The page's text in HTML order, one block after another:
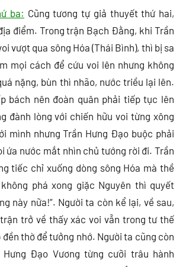
ba: Cũng tương tự giả thuyết thứ hai,
điểm. Trong trận Bạch Đằng, khi Trần
vượt qua sông Hóa (Thái Bình), thì bị sa
mọi cách để cứu voi lên nhưng không
nặng, bùn thì nhão, nước triều lại lên.
bách nên đoàn quân phải tiếp tục lên
đành lòng với chiến hữu voi từng xông
mình nhưng Trần Hưng Đạo buộc phải
ứa nước mắt nhìn chủ tướng rời đi. Trần
tiếc chỉ xuống dòng sông Hóa mà thề
không phá xong giặc Nguyên thì quyết
này nữa!”. Người ta còn kể lại, về sau,
trở về thấy xác voi vẫn trong tư thế
đền thờ để tưởng nhớ. Người ta cũng còn
Đạo Vương từng cưỡi trâu hành